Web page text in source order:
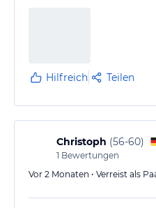
Hilfreich Teilen
Christoph (56-60)
1 Bewertungen
Vor 2 Monaten • Verreist als